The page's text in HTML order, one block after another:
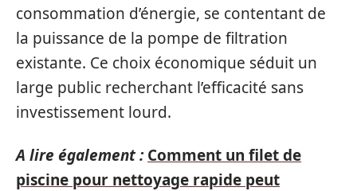
consommation d’énergie, se contentant de
la puissance de la pompe de filtration
existante. Ce choix économique séduit un
large public recherchant l’efficacité sans
investissement lourd.
A lire également : Comment un filet de
piscine pour nettoyage rapide peut